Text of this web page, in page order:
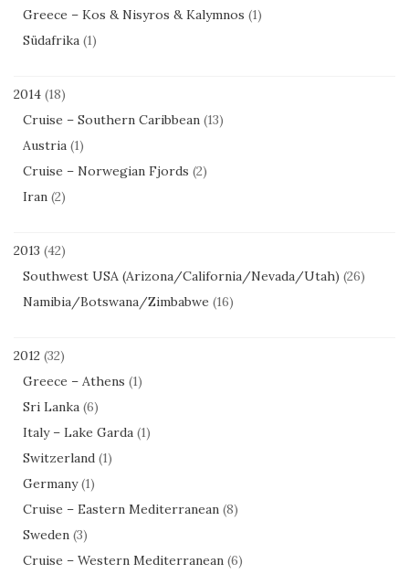
Greece – Kos & Nisyros & Kalymnos (1)
Südafrika (1)
2014 (18)
Cruise – Southern Caribbean (13)
Austria (1)
Cruise – Norwegian Fjords (2)
Iran (2)
2013 (42)
Southwest USA (Arizona/California/Nevada/Utah) (26)
Namibia/Botswana/Zimbabwe (16)
2012 (32)
Greece – Athens (1)
Sri Lanka (6)
Italy – Lake Garda (1)
Switzerland (1)
Germany(1)
Cruise – Eastern Mediterranean (8)
Sweden (3)
Cruise – Western Mediterranean (6)